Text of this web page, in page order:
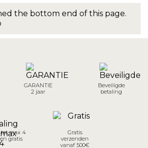
the bottom end of this page.
GARANTIE
2 jaar
Beveiligde
betaling
max 4
gratis
Gratis
verzenden
vanaf 500€